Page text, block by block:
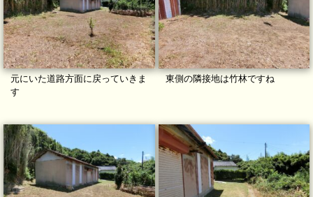
元にいた道路方面に戻っていきま
す
東側の隣接地は竹林ですね